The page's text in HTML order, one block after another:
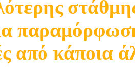
από κάποια